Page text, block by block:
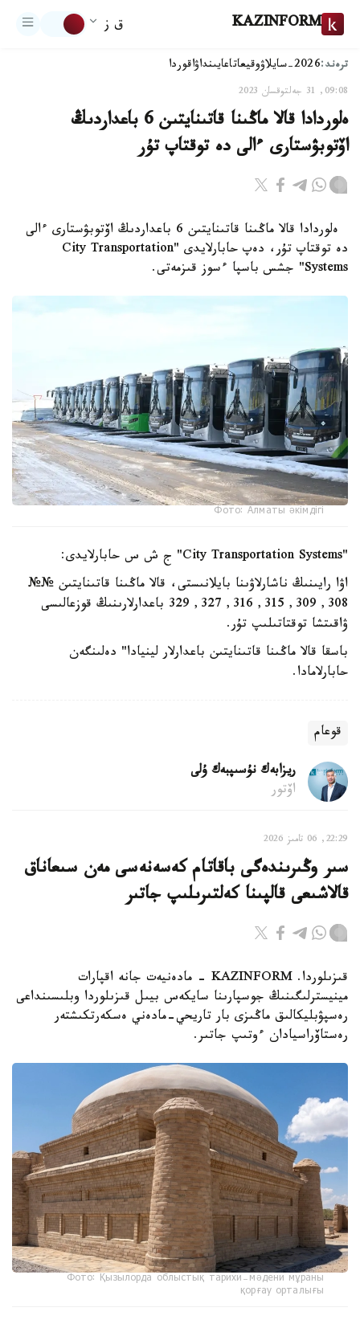
KAZINFORM ق ز
ترەند:2026-سايلاۋ وقيعاتاعايىنداۋاقوردا
09:08, 31 جەلتوقسان 2023
ەلوردادا قالا ماڭىنا قاتىنايتىن 6 باعداردىڭ
اۆتوبۋستارى ءالى دە توقتاپ تۇر
ەلوردادا قالا ماڭىنا قاتىنايتىن 6 باعداردىڭ اۆتوبۋستارى ءالى
دە توقتاپ تۇر، دەپ حابارلايدى "City Transportation
Systems" جشس باسپا ءسوز قىزمەتى.
Фото: Алматы әкімдігі
"City Transportation Systems" ج ش س حابارلايدى:
اۋا رايىنىڭ ناشارلاۋىنا بايلانىستى، قالا ماڭىنا قاتىنايتىن №№
308, 309, 315, 316, 327, 329 باعدارلارىنىڭ قوزعالىسى
ۋاقىتشا توقتاتىلىپ تۇر.
باسقا قالا ماڭىنا قاتىنايتىن باعدارلار لينيادا" دەلىنگەن
حابارلامادا.
قوعام
ريزابەك نۇسىپبەك ۇلى
اۆتور
22:29, 06 تامىز 2026
سىر وڭىرىندەگى باقاتام كەسەنەسى مەن سىعاناق
قالاشىعى قالپىنا كەلتىرىلىپ جاتىر
قىزىلوردا. KAZINFORM - مادەنيەت جانە اقپارات
مينيسترلىگىنىڭ جوسپارىنا سايكەس بيىل قىزىلوردا وبلىسىنداعى
رەسپۋبليكالىق ماڭىزى بار تاريحي-مادەني ەسكەرتكىشتەر
رەستاۆراسيادان ءوتىپ جاتىر.
Фото: Қызылорда облыстық тарихи-мәдени мұраны
қорғау орталығы